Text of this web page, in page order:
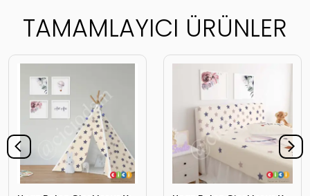
TAMAMLAYICI ÜRÜNLER